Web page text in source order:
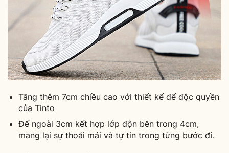
Tăng thêm 7cm chiều cao với thiết kế đế độc quyền
của Tinto
Đế ngoài 3cm kết hợp lớp độn bên trong 4cm,
mang lại sự thoải mái và tự tin trong từng bước đi.